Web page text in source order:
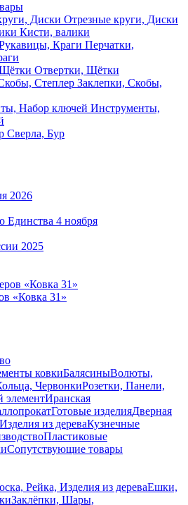
Отрезные круги, Диски
Кисти, валики
Перчатки,
Отвертки, Щётки
Заклепки, Скобы,
Инструменты,
Сверла, Бур
2026
Единства 4 ноября
2025
«Ковка 31»
ковкиБалясиныВолюты,
ЧервонкиРозетки, Панели,
элементИранская
Готовые изделияДверная
из дереваКузнечные
Пластиковые
Сопутствующие товары
Рейка, Изделия из дереваЕшки,
Заклёпки, Шары,